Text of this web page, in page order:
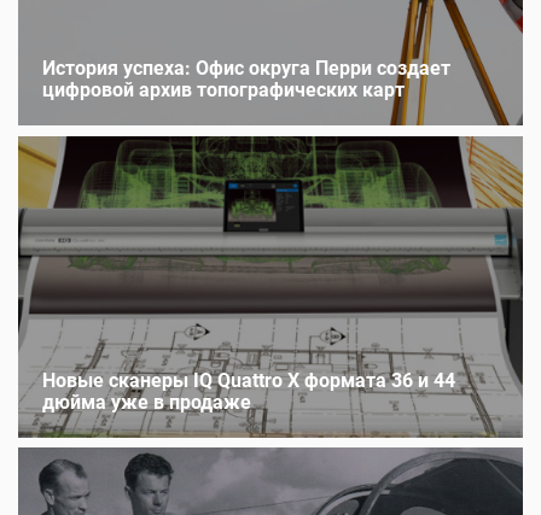
История успеха: Офис округа Перри создает
цифровой архив топографических карт
Новые сканеры IQ Quattro X формата 36 и 44
дюйма уже в продаже